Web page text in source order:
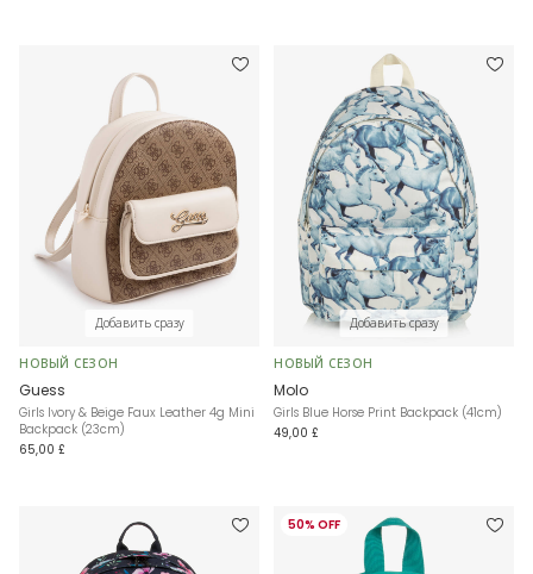
Добавить сразу
НОВЫЙ СЕЗОН
Guess
Girls Ivory & Beige Faux Leather 4g Mini
Backpack (23cm)
65,00 £
Добавить сразу
НОВЫЙ СЕЗОН
Molo
Girls Blue Horse Print Backpack (41cm)
49,00 £
50% OFF